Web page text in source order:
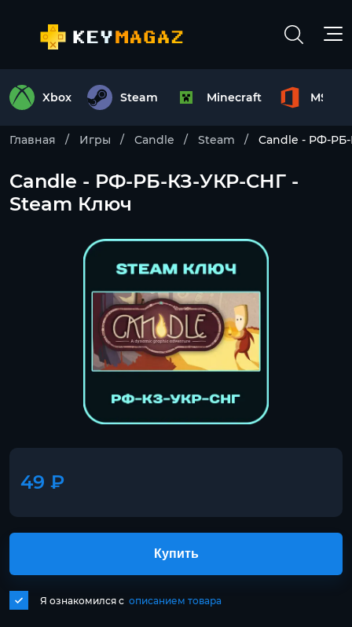
Xbox Steam Minecraft MS
Главная Игры Candle Steam Candle - РФ-
Candle - РФ-РБ-КЗ-УКР-СНГ -
Steam Ключ
49 ₽
Я ознакомился с описанием товара
Купить